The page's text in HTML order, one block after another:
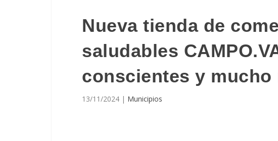
Nueva tienda de
saludables
conscientes y mucho
13/11/2024 | Municipios